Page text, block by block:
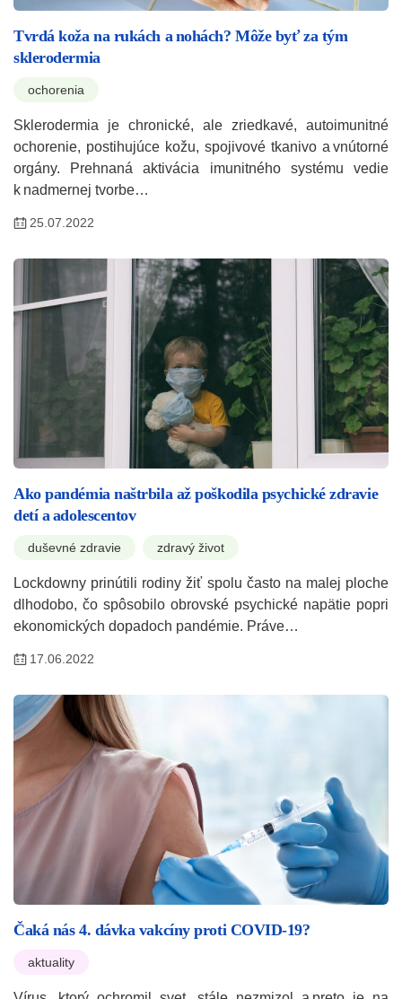
Tvrdá koža na rukách a nohách? Môže byť za tým
sklerodermia
ochorenia
Sklerodermia je chronické, ale zriedkavé, autoimunitné
ochorenie, postihujúce kožu, spojivové tkanivo a vnútorné
orgány. Prehnaná aktivácia imunitného systému vedie
k nadmernej tvorbe…
25.07.2022
Ako pandémia naštrbila až poškodila psychické zdravie
detí a adolescentov
duševné zdravie zdravý život
Lockdowny prinútili rodiny žiť spolu často na malej ploche
dlhodobo, čo spôsobilo obrovské psychické napätie popri
ekonomických dopadoch pandémie. Práve…
17.06.2022
Čaká nás 4. dávka vakcíny proti COVID-19?
aktuality